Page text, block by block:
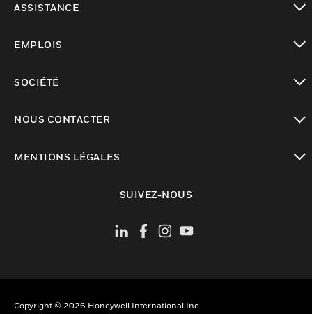
ASSISTANCE
EMPLOIS
SOCIÉTÉ
NOUS CONTACTER
MENTIONS LÉGALES
SUIVEZ-NOUS
Copyright © 2026 Honeywell International Inc.